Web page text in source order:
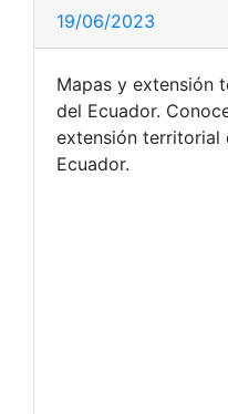
19/06/2023
Mapas y extensión
del Ecuador.
extensión territorial
Ecuador.